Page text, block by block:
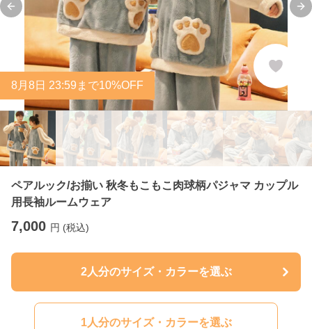
Previous slide
8月 8日 23:59まで10%OFF
ペアルック/お揃い 秋冬もこもこ肉球柄パジャマ カップル
用長袖ルームウェア
7,000 円 (税込)
2人分のサイズ・カラーを選ぶ
1人分のサイズ・カラーを選ぶ